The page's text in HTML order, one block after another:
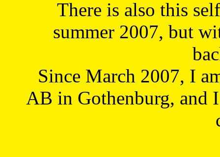
There is also this
summer 2007, but
Since March 2007, I
AB in Gothenburg, and